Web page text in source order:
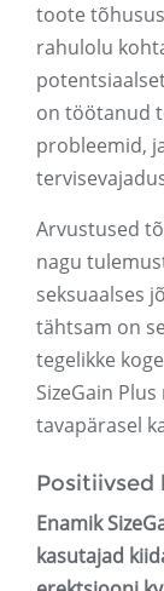
toote
rahulolu
on töötanud
probleemid,
Arvustused
nagu
seksuaalses
tähtsam on
tegelikke
SizeGain
tavapärasel
Positiivsed
Enamik
kasutajad